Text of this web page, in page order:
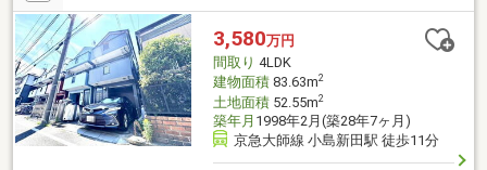
3,580万円
間取り 4LDK
建物面積83.63m2
土地面積52.55m2
築年月 1998年2月(築28年7ヶ月)
京急大師線 小島新田駅 徒歩11分